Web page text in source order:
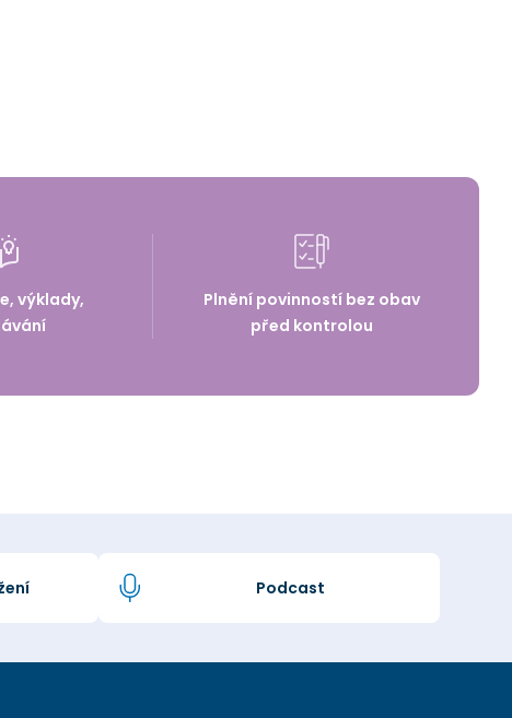
výklady,
Plnění povinností bez obav
před kontrolou
Podcast